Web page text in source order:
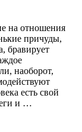
на отношения
причуды,
бравирует
наоборот,
есть свой
и …